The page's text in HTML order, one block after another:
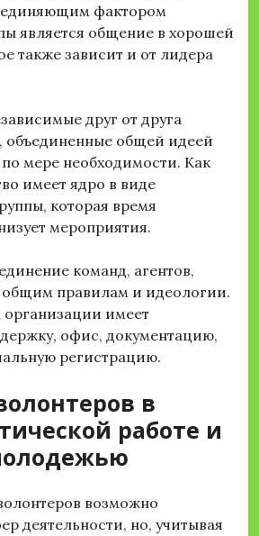
фактором
является общение в хорошей
также зависит и от лидера
друг от друга
объединенные общей идеей
мере необходимости. Как
имеет ядро в виде
которая время
мероприятия.
команд, агентов,
правилам и идеологии.
имеет
офис, документацию,
регистрацию.
в
работе и
возможно
деятельности, но, учитывая